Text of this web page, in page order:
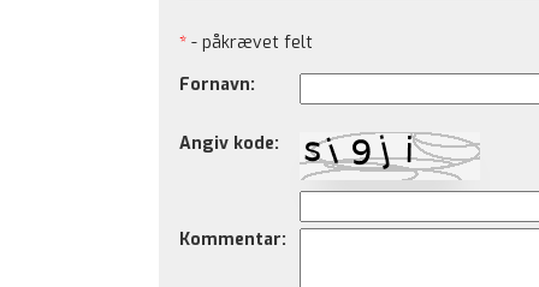
* - påkrævet felt
Fornavn:
Angiv kode:
Kommentar: